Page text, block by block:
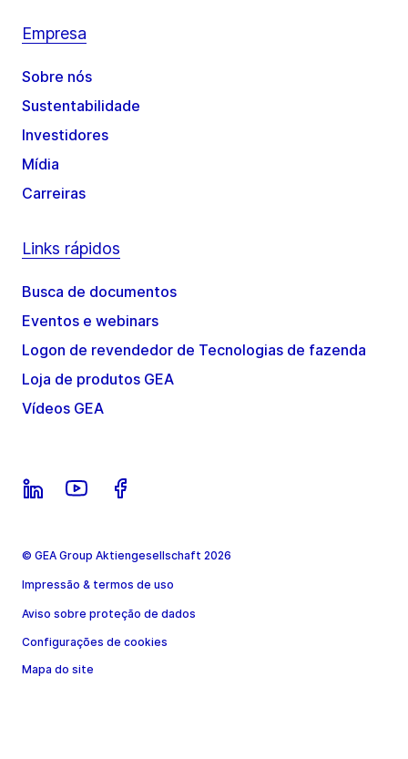
Empresa
Sobre nós
Sustentabilidade
Investidores
Mídia
Carreiras
Links rápidos
Busca de documentos
Eventos e webinars
Logon de revendedor de Tecnologias de fazenda
Loja de produtos GEA
Vídeos GEA
© GEA Group Aktiengesellschaft 2026
Impressão & termos de uso
Aviso sobre proteção de dados
Configurações de cookies
Mapa do site